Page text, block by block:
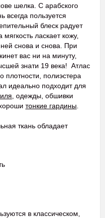
шелка. С арабского
всегда пользуется
блеск радует
ласкает кожу,
ней снова и снова. При
вас ни на минуту,
знати 19 века! Атлас
плотности, полиэстера
идеально подходит для
, одежды, обшивки
тонкие гардины
ткань обладает
в классическом,